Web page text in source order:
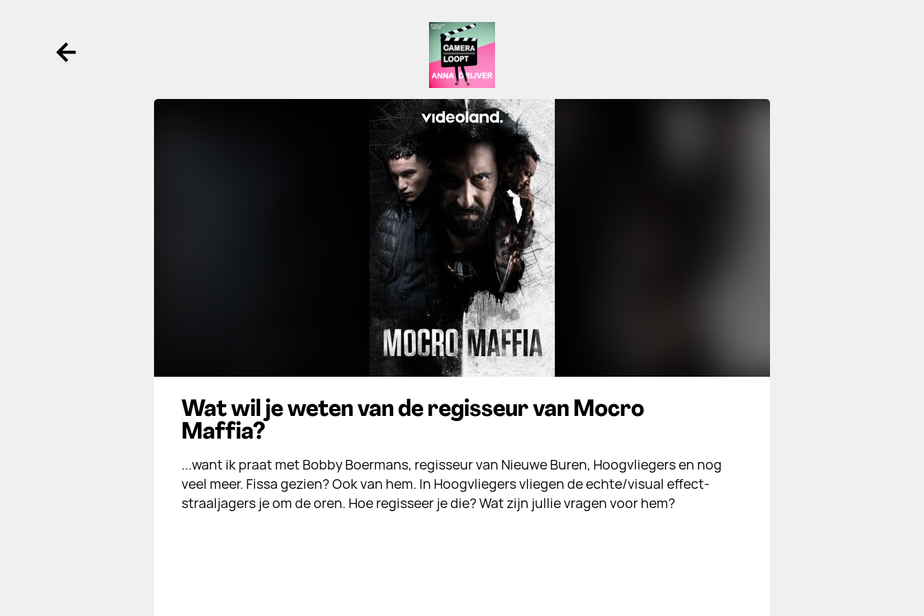
Ga terug
Camera Loopt
Wat wil je weten van de regisseur van Mocro
Maffia?
...want ik praat met Bobby Boermans, regisseur van Nieuwe Buren, Hoogvliegers en nog
veel meer. Fissa gezien? Ook van hem. In Hoogvliegers vliegen de echte/visual effect-
straaljagers je om de oren. Hoe regisseer je die? Wat zijn jullie vragen voor hem?